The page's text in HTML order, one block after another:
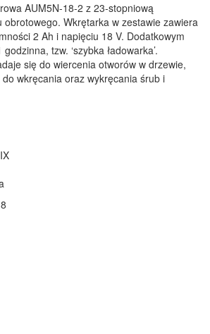
AUM5N-18-2 z 23-stopniową
obrotowego. Wkrętarka w zestawie zawiera
2 Ah i napięciu 18 V. Dodatkowym
tzw. ‘szybka ładowarka’.
się do wiercenia otworów w drzewie,
wkręcania oraz wykręcania śrub i